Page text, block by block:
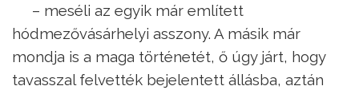
– meséli az egyik már említett
hódmezővásárhelyi asszony. A másik már
mondja is a maga történetét, ő úgy járt, hogy
tavasszal felvették bejelentett állásba, aztán